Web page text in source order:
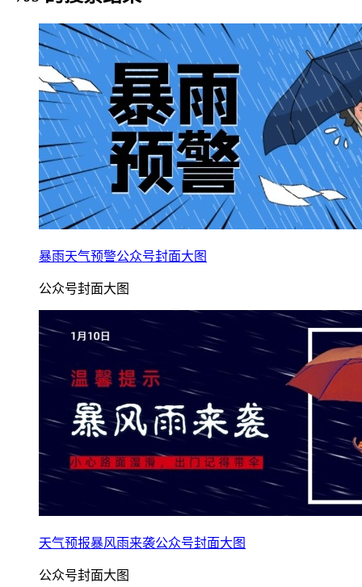
暴雨天气预警公众号封面大图
公众号封面大图
天气预报暴风雨来袭公众号封面大图
公众号封面大图